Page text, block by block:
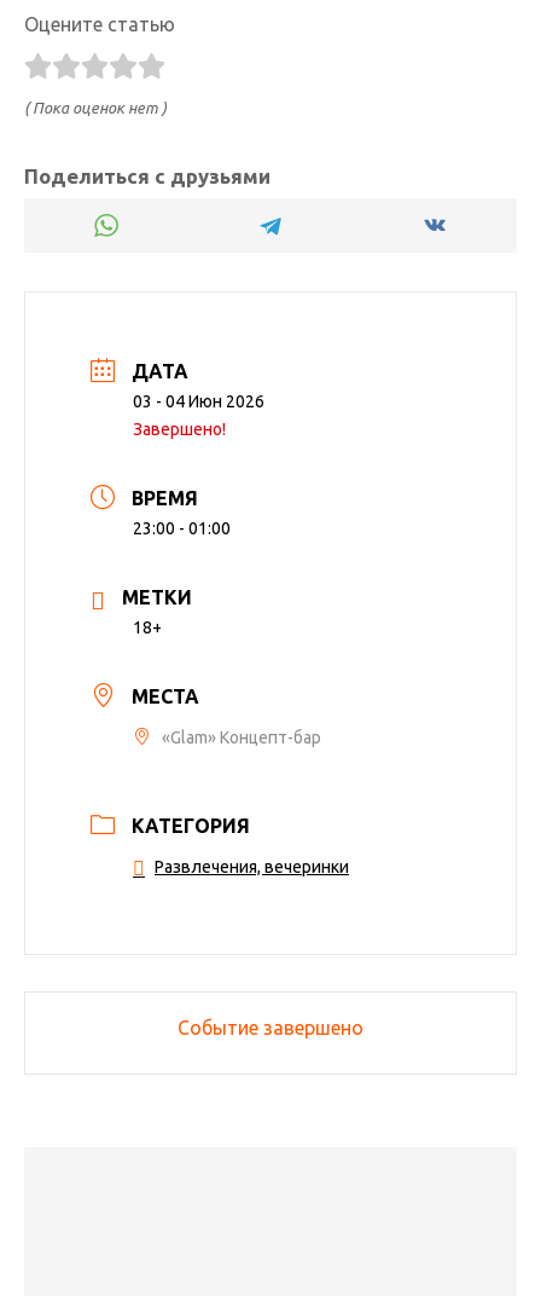
Оцените статью
( Пока оценок нет )
Поделиться с друзьями
ДАТА
03 - 04 Июн 2026
Завершено!
ВРЕМЯ
23:00 - 01:00
МЕТКИ
18+
МЕСТА
«Glam» Концепт-бар
КАТЕГОРИЯ
Развлечения, вечеринки
Событие завершено